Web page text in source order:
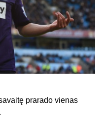
prarado vienas